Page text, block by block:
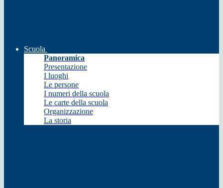
Scuola
Panoramica
Presentazione
I luoghi
Le persone
I numeri della scuola
Le carte della scuola
Organizzazione
La storia